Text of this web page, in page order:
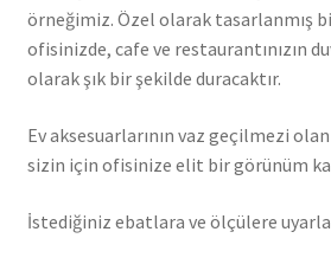
örneğimiz. Özel olarak tasarlanmış
ofisinizde, cafe ve restaurantınızın
olarak şık bir şekilde duracaktır.
Ev aksesuarlarının vaz geçilmezi
sizin için ofisinize elit bir görünüm
İstediğiniz ebatlara ve ölçülere